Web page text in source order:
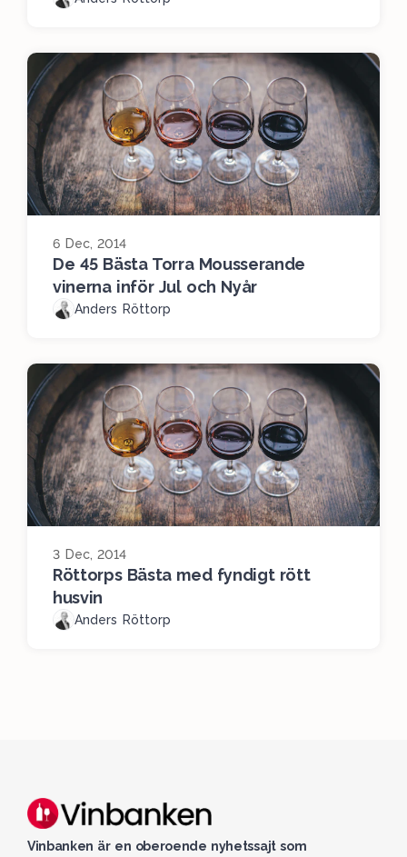
6 Dec, 2014
De 45 Bästa Torra Mousserande
vinerna inför Jul och Nyår
Anders Röttorp
3 Dec, 2014
Röttorps Bästa med fyndigt rött
husvin
Anders Röttorp
Vinbanken är en oberoende nyhetssajt som